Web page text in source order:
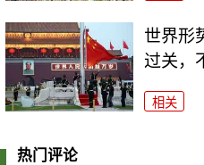
世界形
过关，
相关
热门评论